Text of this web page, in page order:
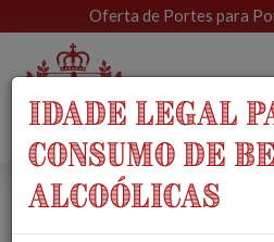
Oferta de Portes para
IDADE LEGAL
CONSUMO DE
ALCOÓLICAS